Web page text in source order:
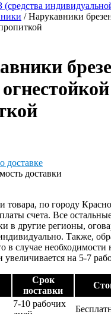
/ Нарукавники
доставке
доставки
товара, по городу
счета. Все
в другие регионы,
Также,
в случае необходимости
увеличивается на 5-7
Срок
поставки
7-10 рабочих